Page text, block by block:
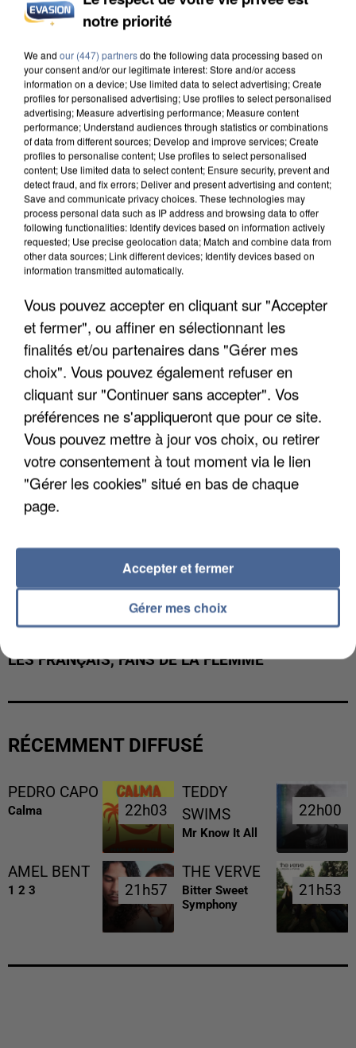
COULÉE DE BOUE EN HAUTE-SAVOIE
LES DONNÉES DE 300 000 CLIENTS DÉROBÉES À
INTERMARCHÉ APRÈS UNE...
LES FRANÇAIS, FANS DE LA FLEMME
RÉCEMMENT DIFFUSÉ
PEDRO CAPO
Calma 22h03
22h03
TEDDY
SWIMS
Mr Know It All
22h00
22h00
AMEL BENT
1 2 3 21h57
21h57
THE VERVE
Bitter Sweet
Symphony
21h53
21h53
notre priorité
We and our (447) partnersdo the following data processing based on
your consent and/or our legitimate interest: Store and/or access
information on a device; Use limited data to select advertising; Create
profiles for personalised advertising; Use profiles to select personalised
advertising; Measure advertising performance; Measure content
performance; Understand audiences through statistics or combinations
of data from different sources; Develop and improve services; Create
profiles to personalise content; Use profiles to select personalised
content; Use limited data to select content; Ensure security, prevent and
detect fraud, and fix errors; Deliver and present advertising and content;
Save and communicate privacy choices. These technologies may
process personal data such as IP address and browsing data to offer
following functionalities: Identify devices based on information actively
requested; Use precise geolocation data; Match and combine data from
other data sources; Link different devices; Identify devices based on
information transmitted automatically.
Vous pouvez accepter en cliquant sur "Accepter
et fermer", ou affiner en sélectionnant les
finalités et/ou partenaires dans "Gérer mes
choix". Vous pouvez également refuser en
cliquant sur "Continuer sans accepter". Vos
préférences ne s'appliqueront que pour ce site.
Vous pouvez mettre à jour vos choix, ou retirer
votre consentement à tout moment via le lien
"Gérer les cookies" situé en bas de chaque
page.
Gérer mes choix
Accepter et fermer